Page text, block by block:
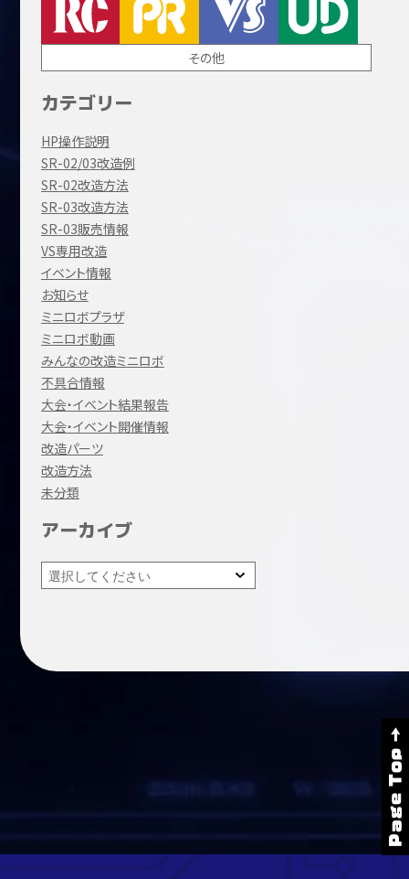
その他
カテゴリー
HP操作説明
SR-02/03改造例
SR-02改造方法
SR-03改造方法
SR-03販売情報
VS専用改造
イベント情報
お知らせ
ミニロボプラザ
ミニロボ動画
みんなの改造ミニロボ
不具合情報
大会・イベント結果報告
大会・イベント開催情報
改造パーツ
改造方法
未分類
アーカイブ
Page Top →